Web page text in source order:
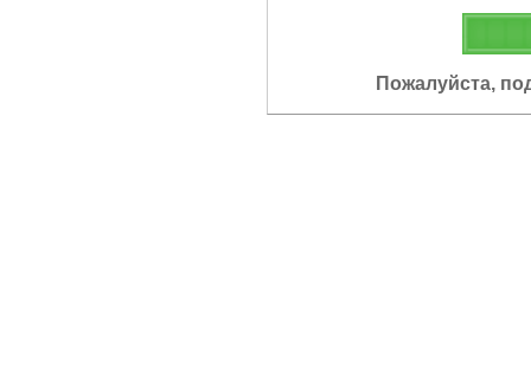
Пожалуйста,